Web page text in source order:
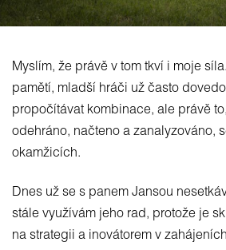
Myslím, že právě v tom tkví i moje
pamětí, mladší hráči už často
propočítávat kombinace, ale právě
odehráno, načteno a zanalyzováno,
okamžicích.
Dnes už se s panem Jansou
stále využívám jeho rad, protože je
na strategii a inovátorem v